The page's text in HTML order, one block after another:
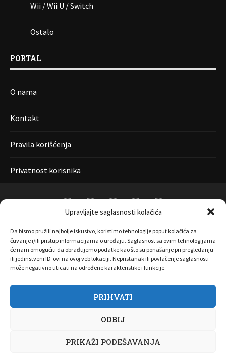
Upravljajte saglasnosti kolačića
Da bismo pružili najbolje iskustvo, koristimo tehnologije poput kolačića za
čuvanje i/ili pristup informacijama o uređaju. Saglasnost sa ovim tehnologijama
će nam omogućiti da obrađujemo podatke kao što su ponašanje pri pregledanju
ili jedinstveni ID-ovi na ovoj veb lokaciji. Nepristanak ili povlačenje saglasnosti
može negativno uticati na određene karakteristike i funkcije.
PRIHVATI
ODBIJ
PRIKAŽI PODEŠAVANJA
Wii / Wii U / Switch
Ostalo
PORTAL
O nama
Kontakt
Pravila korišćenja
Privatnost korisnika
Kontakt FAQ
Copyright 2017 All Right Reserved by Joombooz